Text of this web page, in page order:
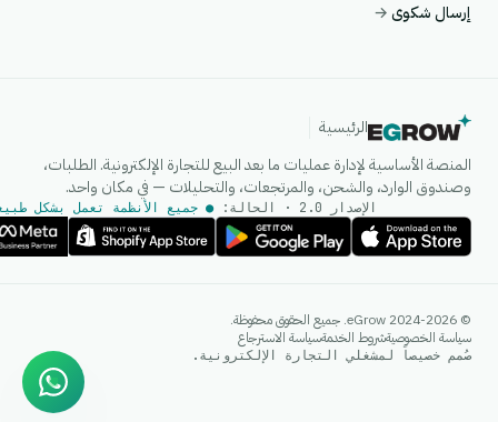
إرسال شكوى→
الرئيسية
المنصة الأساسية لإدارة عمليات ما بعد البيع للتجارة الإلكترونية. الطلبات،
وصندوق الوارد، والشحن، والمرتجعات، والتحليلات — في مكان واحد.
الإصدار 2.0 · الحالة: ● جميع الأنظمة تعمل بشكل
© 2024-2026 eGrow. جميع الحقوق محفوظة.
سياسة الخصوصيةشروط الخدمةسياسة الاسترجاع
صُمم خصيصاً لمشغلي التجارة الإلكترونية.
إجابات فورية على واتساب